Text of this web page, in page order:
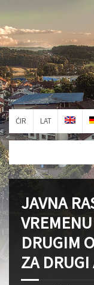
ĆIR LAT
JAVNA
DRUGIM
ZA